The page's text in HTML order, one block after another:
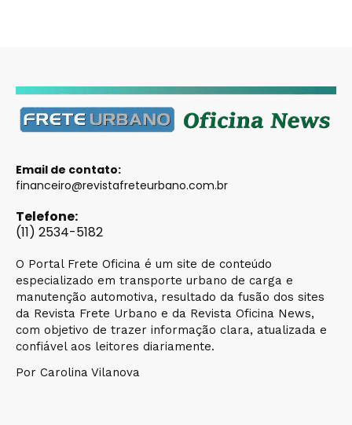
Email de contato:
financeiro@revistafreteurbano.com.br
Telefone:
(11) 2534-5182
O Portal Frete Oficina é um site de conteúdo
especializado em transporte urbano de carga e
manutenção automotiva, resultado da fusão dos sites
da Revista Frete Urbano e da Revista Oficina News,
com objetivo de trazer informação clara, atualizada e
confiável aos leitores diariamente.
Por Carolina Vilanova